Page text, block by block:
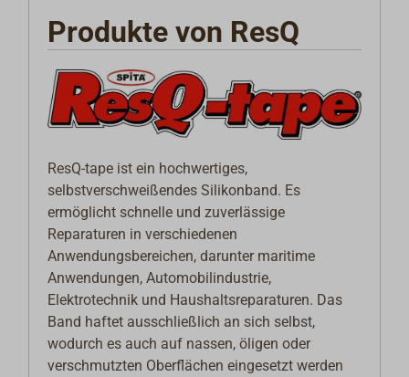
Produkte von ResQ
ResQ-tape ist ein hochwertiges,
selbstverschweißendes Silikonband. Es
ermöglicht schnelle und zuverlässige
Reparaturen in verschiedenen
Anwendungsbereichen, darunter maritime
Anwendungen, Automobilindustrie,
Elektrotechnik und Haushaltsreparaturen. Das
Band haftet ausschließlich an sich selbst,
wodurch es auch auf nassen, öligen oder
verschmutzten Oberflächen eingesetzt werden